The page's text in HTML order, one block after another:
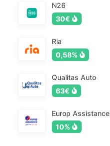
N26
30€
Ria
0,58%
Qualitas Auto
63€
Europ Assistance
10%